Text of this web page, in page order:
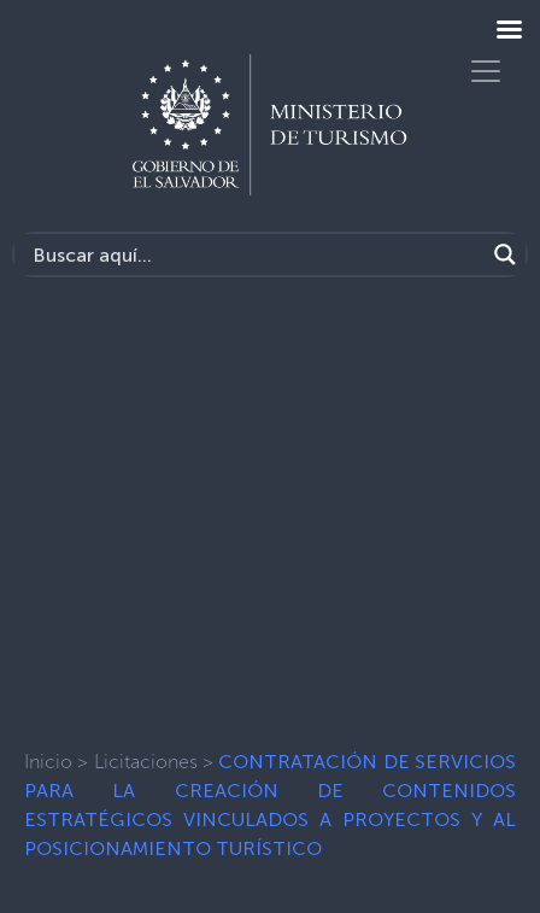
Inicio > Licitaciones > CONTRATACIÓN DE SERVICIOS
PARA LA CREACIÓN DE CONTENIDOS
ESTRATÉGICOS VINCULADOS A PROYECTOS Y AL
POSICIONAMIENTO TURÍSTICO